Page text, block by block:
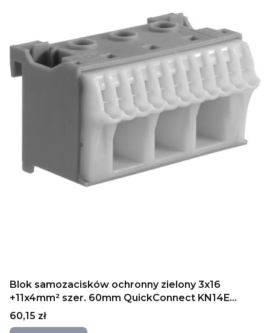
Blok samozacisków ochronny zielony 3x16
+11x4mm² szer. 60mm QuickConnect KN14E
HAGER
Cena
60,15 zł